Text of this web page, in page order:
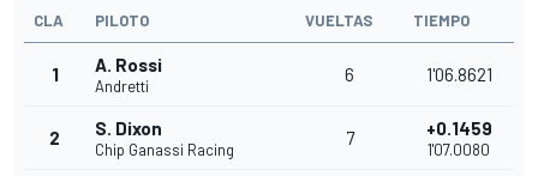
CLA PILOTO VUELTAS TIEMPO
1 A. Rossi
Andretti
6 1'06.8621
2 S. Dixon
Chip Ganassi Racing
7 +0.1459
1'07.0080